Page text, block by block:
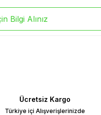
Bilgi Alınız
Ücretsiz Kargo
Türkiye içi Alışverişlerinizde